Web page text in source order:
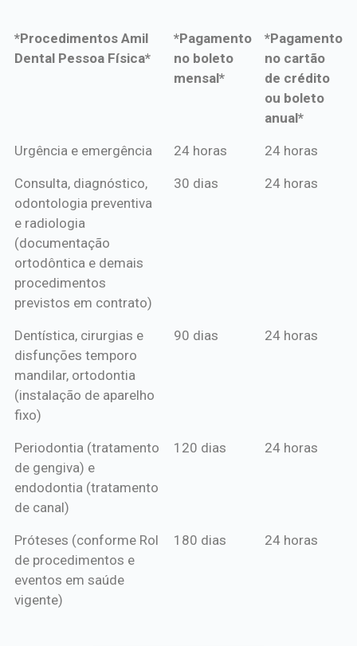
*Procedimentos Amil
Dental Pessoa Física*
*Pagamento
no boleto
mensal*
*Pagamento
no cartão
de crédito
ou boleto
anual*
*Procedimentos Amil
*Pagamento
mensal*
*Pagamento
de crédito
Urgência e emergência 24 horas 24 horas
Consulta, diagnóstico,
odontologia preventiva
e radiologia
(documentação
ortodôntica e demais
procedimentos
previstos em contrato)
30 dias 24 horas
Dentística, cirurgias e
disfunções temporo
mandilar, ortodontia
(instalação de aparelho
fixo)
90 dias 24 horas
Periodontia (tratamento
de gengiva) e
endodontia (tratamento
de canal)
120 dias 24 horas
Próteses (conforme Rol
de procedimentos e
eventos em saúde
vigente)
180 dias 24 horas